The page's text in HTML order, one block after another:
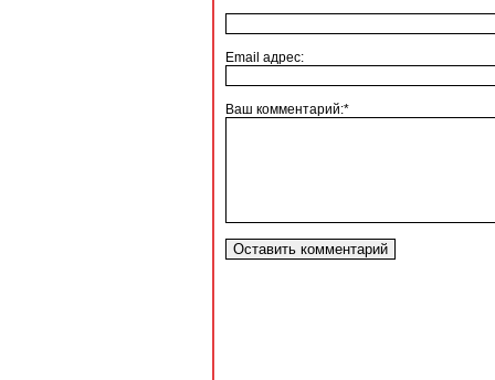
Email адрес:
Ваш комментарий:*